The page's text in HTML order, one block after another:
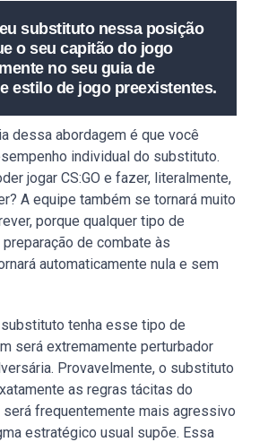
substituto nessa posição
o seu capitão do jogo
no seu guia de
estilo de jogo preexistentes.
dessa abordagem é que você
individual do substituto.
jogar CS:GO e fazer, literalmente,
A equipe também se tornará muito
porque qualquer tipo de
de combate às
automaticamente nula e sem
tenha esse tipo de
será extremamente perturbador
Provavelmente, o substituto
as regras tácitas do
frequentemente mais agressivo
estratégico usual supõe. Essa